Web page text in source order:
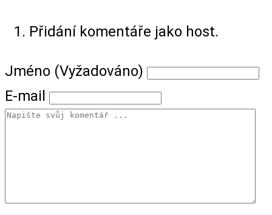
Přidání komentáře jako host.
Jméno (Vyžadováno)
E-mail